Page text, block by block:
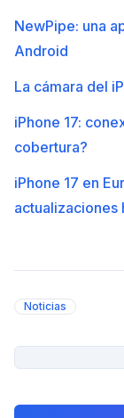
NewPipe: una
Android
La cámara del
iPhone 17:
cobertura?
iPhone 17 en
actualizaciones
Noticias